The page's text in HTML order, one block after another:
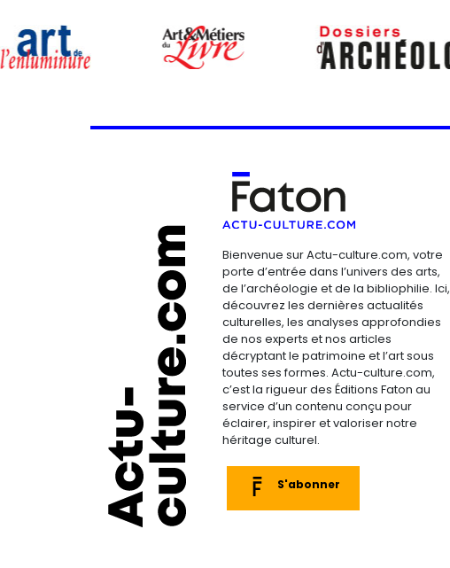
Bienvenue sur Actu-culture.com, votre
porte d’entrée dans l’univers des arts,
de l’archéologie et de la bibliophilie. Ici,
découvrez les dernières actualités
culturelles, les analyses approfondies
de nos experts et nos articles
décryptant le patrimoine et l’art sous
toutes ses formes. Actu-culture.com,
c’est la rigueur des Éditions Faton au
service d’un contenu conçu pour
éclairer, inspirer et valoriser notre
héritage culturel.
S'abonner